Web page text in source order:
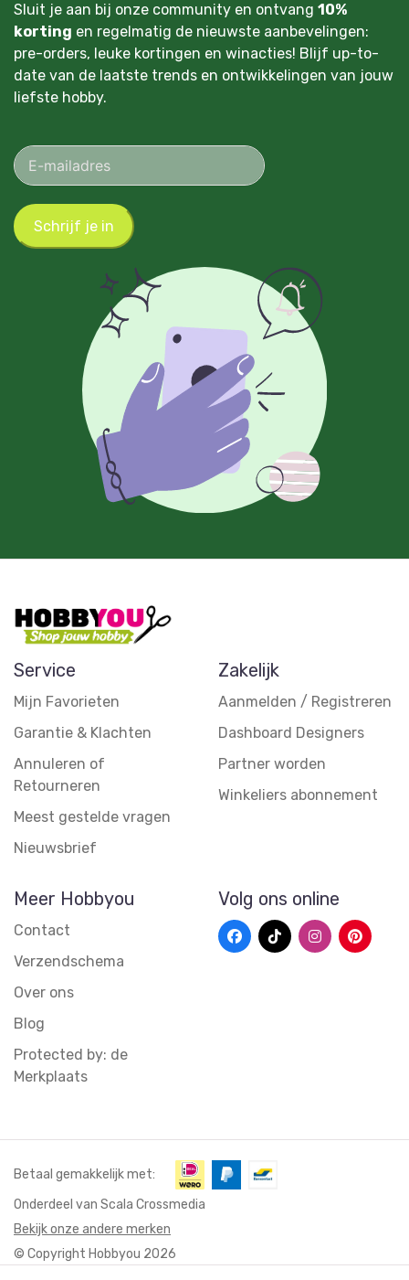
Sluit je aan bij onze community en ontvang 10%
korting en regelmatig de nieuwste aanbevelingen:
pre-orders, leuke kortingen en winacties! Blijf up-to-
date van de laatste trends en ontwikkelingen van jouw
liefste hobby.
Schrijf je in
Service
Mijn Favorieten
Garantie & Klachten
Annuleren of
Retourneren
Meest gestelde vragen
Nieuwsbrief
Zakelijk
Aanmelden / Registreren
Dashboard Designers
Partner worden
Winkeliers abonnement
Meer Hobbyou
Contact
Verzendschema
Over ons
Blog
Protected by: de
Merkplaats
Volg ons online
© Copyright Hobbyou 2026
Onderdeel van Scala Crossmedia
Bekijk onze andere merken
Betaal gemakkelijk met: